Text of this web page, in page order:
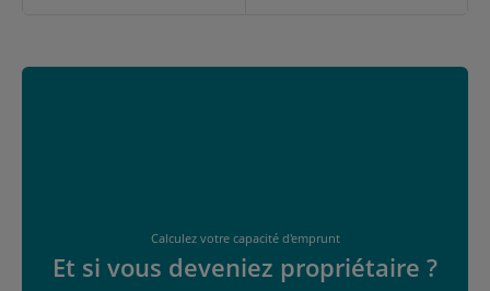
Calculez votre capacité d'emprunt
Et si vous deveniez propriétaire ?